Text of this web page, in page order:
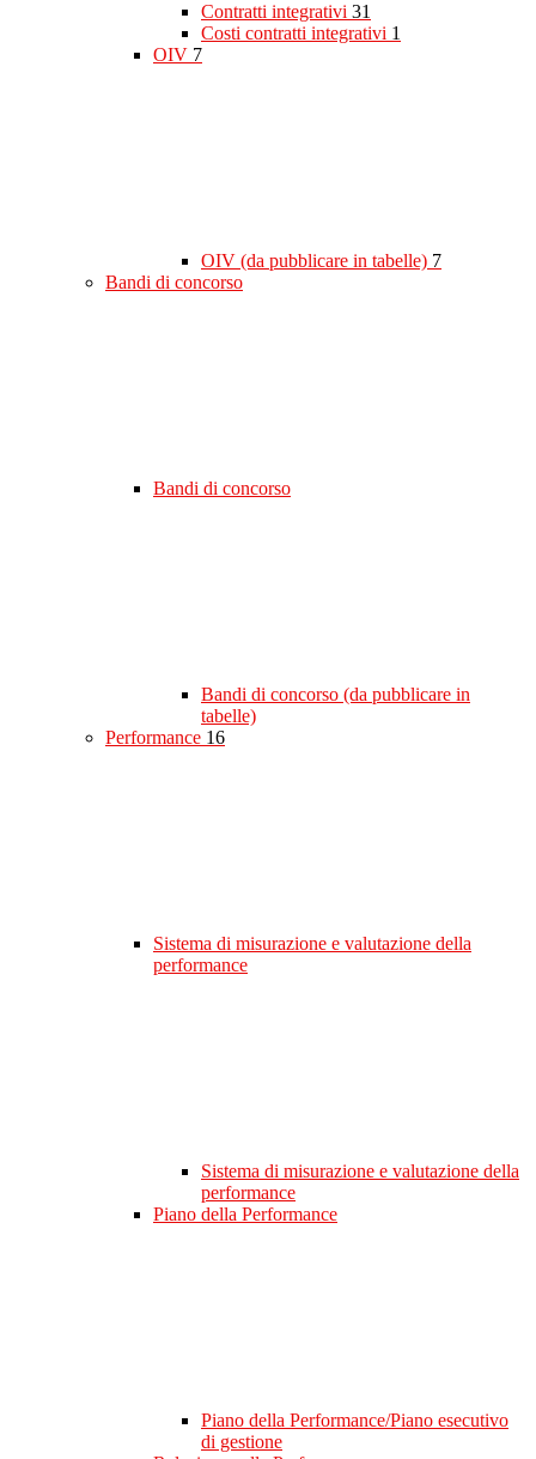
Contratti integrativi 31
Costi contratti integrativi 1
OIV 7
OIV (da pubblicare in tabelle) 7
Bandi di concorso
Bandi di concorso
Bandi di concorso (da pubblicare in
tabelle)
Performance 16
Sistema di misurazione e valutazione della
performance
Sistema di misurazione e valutazione della
performance
Piano della Performance
Piano della Performance/Piano esecutivo
di gestione